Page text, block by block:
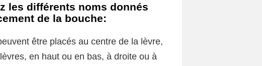
les différents noms donnés
de la bouche:
être placés au centre de la lèvre,
en haut ou en bas, à droite ou à